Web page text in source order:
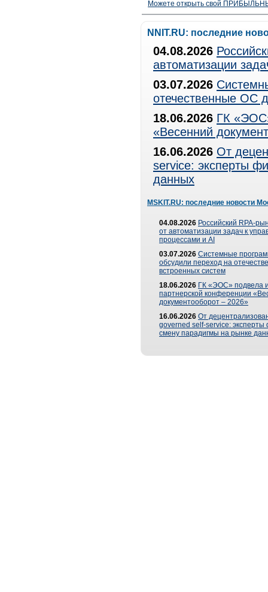
Можете открыть свой
NNIT.RU: последние
04.08.2026
автоматизации
03.07.2026
отечественные ОС
18.06.2026 ГК
«Весенний
16.06.2026 От
service: эксперты
данных
MSKIT.RU: последние новости
04.08.2026 Российский RPA-
от автоматизации задач к
процессами и AI
03.07.2026 Системные
обсудили переход на
встроенных систем
18.06.2026 ГК «ЭОС» подвела
партнерской конференции
документооборот – 2026»
16.06.2026 От
governed self-service: эксперты
смену парадигмы на рынке